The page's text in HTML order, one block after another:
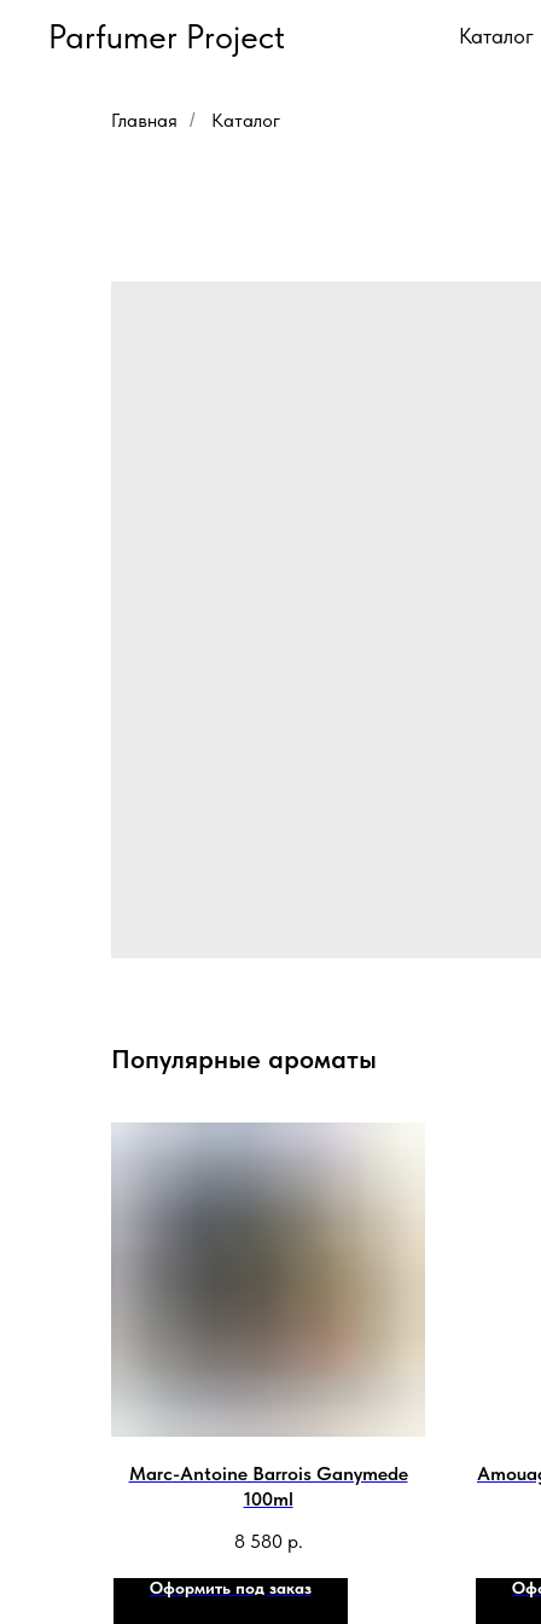
Parfumer Project Каталог
Главная / Каталог
Популярные ароматы
Marc-Antoine Barrois Ganymede
100ml
8 580 р.
Оформить под заказ